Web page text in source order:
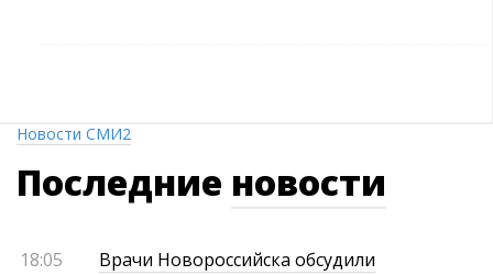
Новости СМИ2
Последние новости
18:05
Врачи Новороссийска обсудили